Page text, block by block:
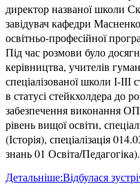
директор названої школи
завідувач кафедри
освітньо-професійної
Під час розмови було
керівництва, учителів
спеціалізованої школи І-
в статусі стейкхолдера до
забезпечення виконання
рівень вищої освіти,
(Історія), спеціалізація
знань 01 Освіта/Педагогіка).
Детальніше:Відбулася